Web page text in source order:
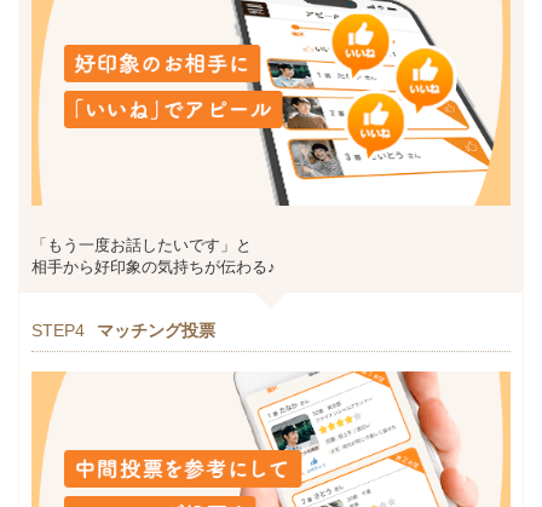
「もう一度お話したいです」と
相手から好印象の気持ちが伝わる♪
STEP4 マッチング投票